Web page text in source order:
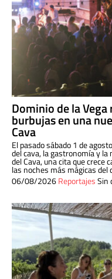
Dominio de la
burbujas en una
Cava
El pasado sábado 1 de
del cava, la gastronomía y la
del Cava, una cita que crece
las noches más mágicas
06/08/2026ReportajesSin